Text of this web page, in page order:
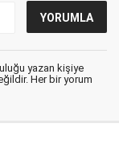
yazan kişiye
Her bir yorum